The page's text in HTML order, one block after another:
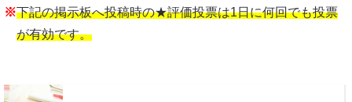
※下記の掲示板へ投稿時の★評価投票は1日に何回でも投票
が有効です。